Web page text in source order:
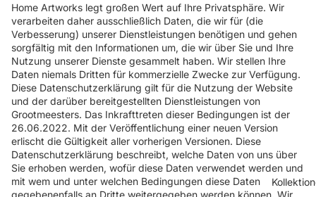
Home Artworks legt großen Wert auf Ihre Privatsphäre. Wir
verarbeiten daher ausschließlich Daten, die wir für (die
Verbesserung) unserer Dienstleistungen benötigen und gehen
sorgfältig mit den Informationen um, die wir über Sie und Ihre
Nutzung unserer Dienste gesammelt haben. Wir stellen Ihre
Daten niemals Dritten für kommerzielle Zwecke zur Verfügung.
Diese Datenschutzerklärung gilt für die Nutzung der Website
und der darüber bereitgestellten Dienstleistungen von
Grootmeesters. Das Inkrafttreten dieser Bedingungen ist der
26.06.2022. Mit der Veröffentlichung einer neuen Version
erlischt die Gültigkeit aller vorherigen Versionen. Diese
Datenschutzerklärung beschreibt, welche Daten von uns über
Sie erhoben werden, wofür diese Daten verwendet werden und
mit wem und unter welchen Bedingungen diese Daten
gegebenenfalls an Dritte weitergegeben werden können. Wir